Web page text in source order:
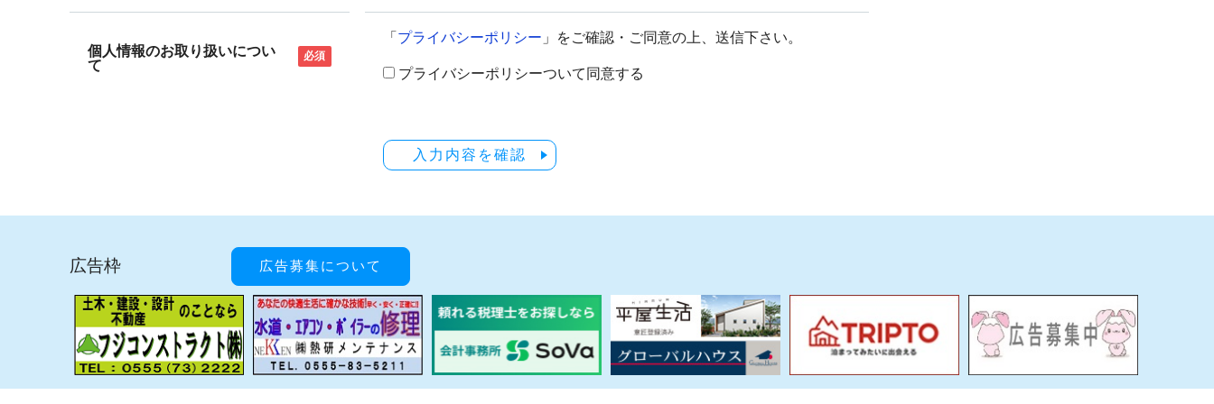
個人情報のお取り扱いについ
て
必須
「 プライバシーポリシー 」をご確認・ご同意の上、送信下さい。
プライバシーポリシーついて同意する
入力内容を確認
広告枠 広告募集について